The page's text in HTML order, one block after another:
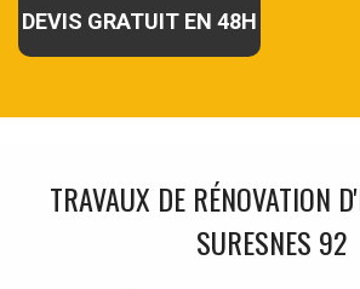
DEVIS GRATUIT EN 48H
TRAVAUX DE RÉNOVATION
SURESNES 92